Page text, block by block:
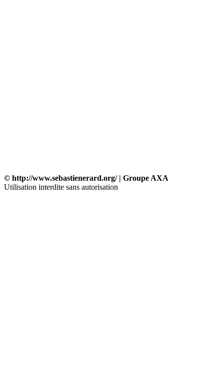
© http://www.sebastienerard.org/ | Groupe AXA
Utilisation interdite sans autorisation